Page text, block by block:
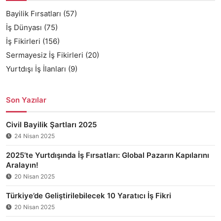
Bayilik Fırsatları (57)
İş Dünyası (75)
İş Fikirleri (156)
Sermayesiz İş Fikirleri (20)
Yurtdışı İş İlanları (9)
Son Yazılar
Civil Bayilik Şartları 2025
24 Nisan 2025
2025’te Yurtdışında İş Fırsatları: Global Pazarın Kapılarını
Aralayın!
20 Nisan 2025
Türkiye’de Geliştirilebilecek 10 Yaratıcı İş Fikri
20 Nisan 2025